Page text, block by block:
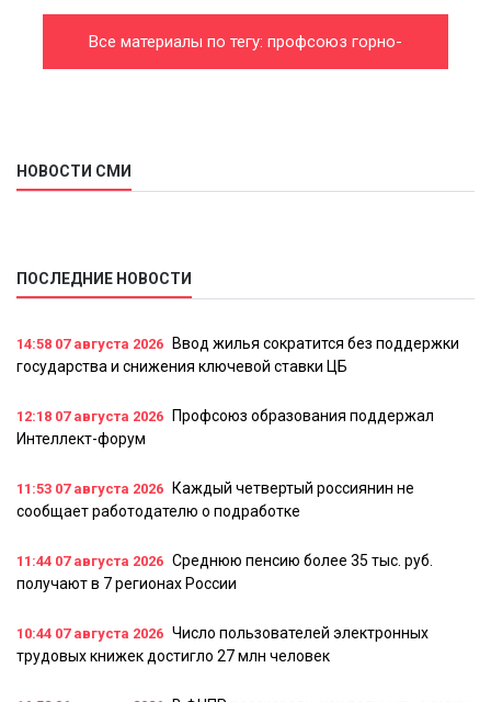
Все материалы по тегу: профсоюз горно-
НОВОСТИ СМИ
ПОСЛЕДНИЕ НОВОСТИ
14:58 07 августа 2026
Ввод жилья сократится без поддержки
государства и снижения ключевой ставки ЦБ
12:18 07 августа 2026
Профсоюз образования поддержал
Интеллект-форум
11:53 07 августа 2026
Каждый четвертый россиянин не
сообщает работодателю о подработке
11:44 07 августа 2026 Среднюю пенсию более 35 тыс. руб.
получают в 7 регионах России
10:44 07 августа 2026 Число пользователей электронных
трудовых книжек достигло 27 млн человек